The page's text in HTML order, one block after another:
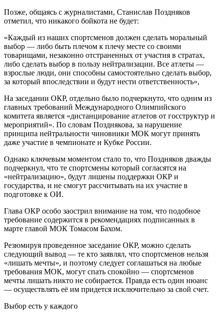
Позже, общаясь с журналистами, Станислав Поздняков
отметил, что никакого бойкота не будет:
«Каждый из наших спортсменов должен сделать моральный
выбор — либо быть плечом к плечу месте со своими
товарищами, незаконно отстраненных от участия в стратах,
либо сделать выбор в пользу нейтрализации. Все атлеты —
взрослые люди, они способны самостоятельно сделать выбор,
за который впоследствии и будут нести ответственность»,
На заседании ОКР, отдельно было подчеркнуто, что одним из
главных требований Международного Олимпийского
комитета является «дистанцирование атлетов от госструктур и
мероприятий». По словам Позднякова, за нарушение
принципа нейтральности чиновники МОК могут принять
даже участие в чемпионате и Кубке России.
Однако ключевым моментом стало то, что Поздняков дважды
подчеркнул, что те спортсмены который согласятся на
«нейтрализацию», будут лишены поддержки ОКР и
государства, и не смогут рассчитывать на их участие в
подготовке к ОИ.
Глава ОКР особо заострил внимание на том, что подобное
требование содержится в рекомендациях подписанных в
марте главой МОК Томасом Бахом.
Резюмируя проведенное заседание ОКР, можно сделать
следующий вывод — те кто заявлял, что спортсменов нельзя
«лишать мечты», и поэтому следует соглашаться на любые
требования МОК, могут спать спокойно — спортсменов
мечты лишать никто не собирается. Правда есть один нюанс
— осуществлять её им придется исключительно за свой счет.
Выбор есть у каждого